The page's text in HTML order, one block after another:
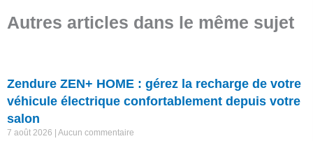
Autres articles dans le même sujet
Zendure ZEN+ HOME : gérez la recharge de votre
véhicule électrique confortablement depuis votre
salon
7 août 2026 Aucun commentaire